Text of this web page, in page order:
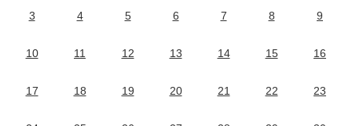
3 4 5 6 7 8 9
10 11 12 13 14 15 16
17 18 19 20 21 22 23